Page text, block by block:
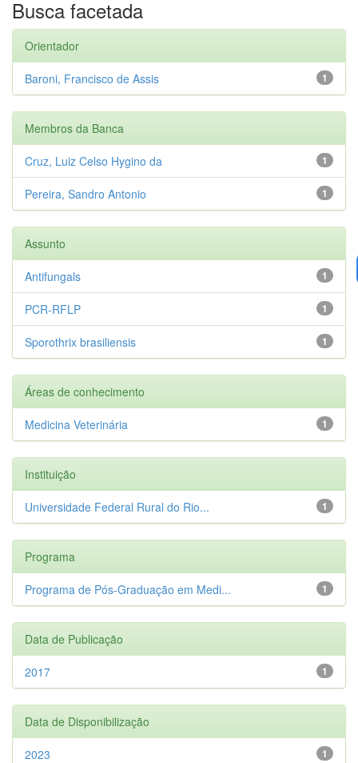
Busca facetada
Orientador
1
Baroni, Francisco de Assis
Membros da Banca
1
Cruz, Luiz Celso Hygino da
1
Pereira, Sandro Antonio
Assunto
1
Antifungals
1
PCR-RFLP
1
Sporothrix brasiliensis
Áreas de conhecimento
1
Medicina Veterinária
Instituição
1
Universidade Federal Rural do Rio...
Programa
1
Programa de Pós-Graduação em Medi...
Data de Publicação
1
2017
Data de Disponibilização
1
2023